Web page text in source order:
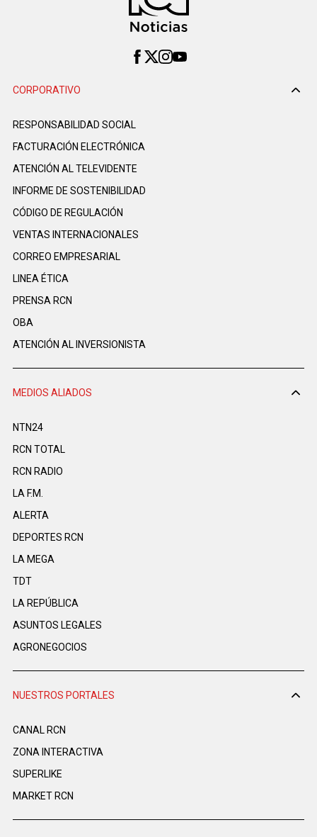
CORPORATIVO
RESPONSABILIDAD SOCIAL
FACTURACIÓN ELECTRÓNICA
ATENCIÓN AL TELEVIDENTE
INFORME DE SOSTENIBILIDAD
CÓDIGO DE REGULACIÓN
VENTAS INTERNACIONALES
CORREO EMPRESARIAL
LINEA ÉTICA
PRENSA RCN
OBA
ATENCIÓN AL INVERSIONISTA
MEDIOS ALIADOS
NTN24
RCN TOTAL
RCN RADIO
LA F.M.
ALERTA
DEPORTES RCN
LA MEGA
TDT
LA REPÚBLICA
ASUNTOS LEGALES
AGRONEGOCIOS
NUESTROS PORTALES
CANAL RCN
ZONA INTERACTIVA
SUPERLIKE
MARKET RCN